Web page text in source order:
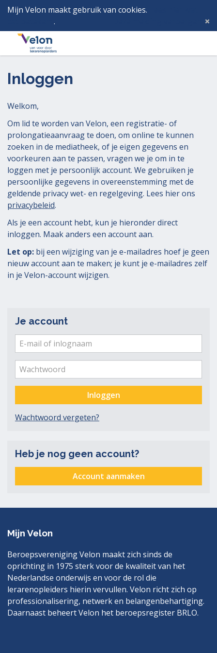
Mijn Velon maakt gebruik van cookies.
.
Menu
Inloggen
Welkom,
Om lid te worden van Velon, een registratie- of
prolongatieaanvraag te doen, om online te kunnen
zoeken in de mediatheek, of je eigen gegevens en
voorkeuren aan te passen, vragen we je om in te
loggen met je persoonlijk account. We gebruiken je
persoonlijke gegevens in overeenstemming met de
geldende privacy wet- en regelgeving. Lees hier ons
privacybeleid.
Als je een account hebt, kun je hieronder direct
inloggen. Maak anders een account aan.
Let op: bij een wijziging van je e-mailadres hoef je geen
nieuw account aan te maken; je kunt je e-mailadres zelf
in je Velon-account wijzigen.
Je account
E-
mail
of
inlognaam
Wachtwoord
Inloggen
Wachtwoord vergeten?
Heb je nog geen account?
Account aanmaken
Mijn Velon
Beroepsvereniging Velon maakt zich sinds de
oprichting in 1975 sterk voor de kwaliteit van het
Nederlandse onderwijs en voor de rol die
lerarenopleiders hierin vervullen. Velon richt zich op
professionalisering, netwerk en belangenbehartiging.
Daarnaast beheert Velon het beroepsregister BRLO.